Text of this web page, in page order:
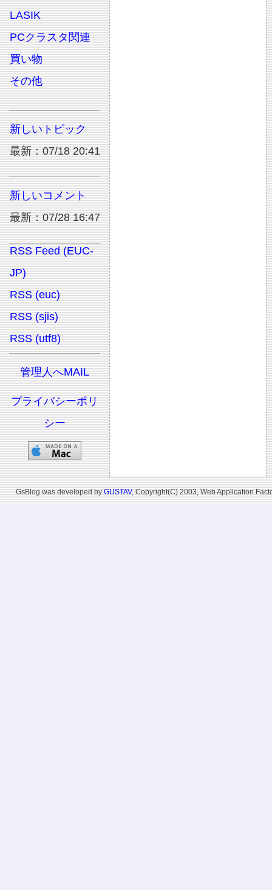
LASIK
PCクラスタ関連
買い物
その他
新しいトピック
最新：07/18 20:41
新しいコメント
最新：07/28 16:47
RSS Feed (EUC-
JP)
RSS (euc)
RSS (sjis)
RSS (utf8)
管理人へMAIL
プライバシーポリ
シー
GsBlog was developed byGUSTAV, Copyright(C) 2003, Web Application